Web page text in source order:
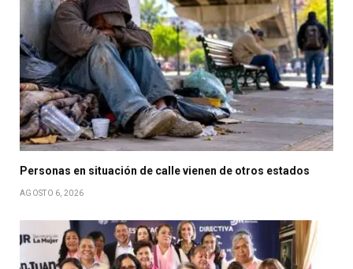
Personas en situación de calle vienen de otros estados
AGOSTO 6, 2026